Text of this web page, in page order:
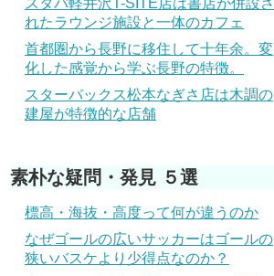
スタバ軽井沢T-SITE店は書店が併設さ
れたラウンジ施設と一体のカフェ
首都圏から長野に移住して十年余。変
化した感覚から学ぶ長野の特徴。
スターバックス松本なぎさ店は木調の
建屋が特徴的な店舗
素朴な疑問・発見 ５選
標高・海抜・高度って何が違うのか
なぜゴールの広いサッカーはゴールの
狭いバスケより少得点なのか？